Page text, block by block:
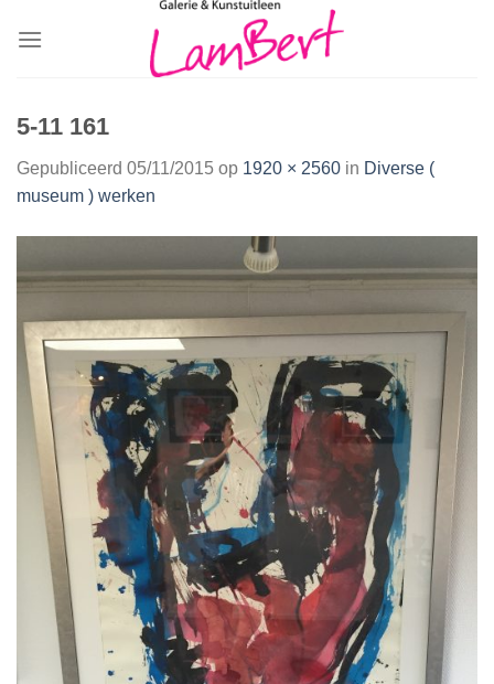
5-11 161
Gepubliceerd 05/11/2015 op 1920 × 2560 in Diverse (
museum ) werken